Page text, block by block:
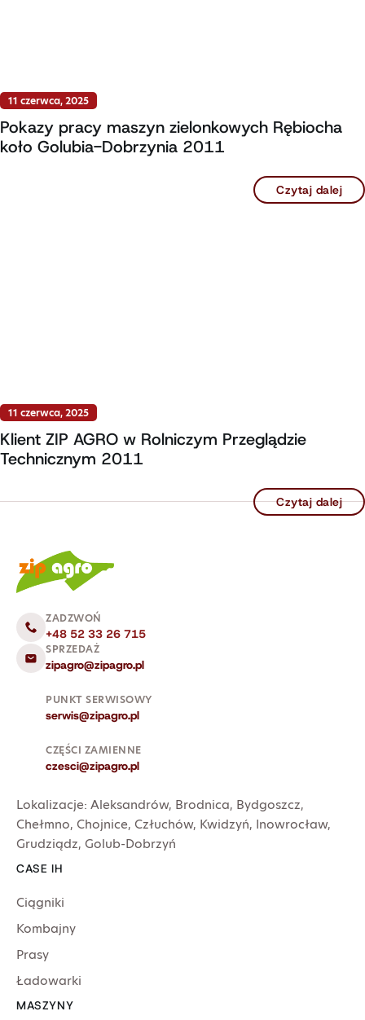
11 czerwca, 2025
Pokazy pracy maszyn zielonkowych Rębiocha
koło Golubia-Dobrzynia 2011
Czytaj dalej
11 czerwca, 2025
Klient ZIP AGRO w Rolniczym Przeglądzie
Technicznym 2011
Czytaj dalej
ZADZWOŃ
+48 52 33 26 715
SPRZEDAŻ
zipagro@zipagro.pl
PUNKT SERWISOWY
serwis@zipagro.pl
CZĘŚCI ZAMIENNE
czesci@zipagro.pl
Lokalizacje: Aleksandrów, Brodnica, Bydgoszcz,
Chełmno, Chojnice, Człuchów, Kwidzyń, Inowrocław,
Grudziądz, Golub-Dobrzyń
CASE IH
Ciągniki
Kombajny
Prasy
Ładowarki
MASZYNY